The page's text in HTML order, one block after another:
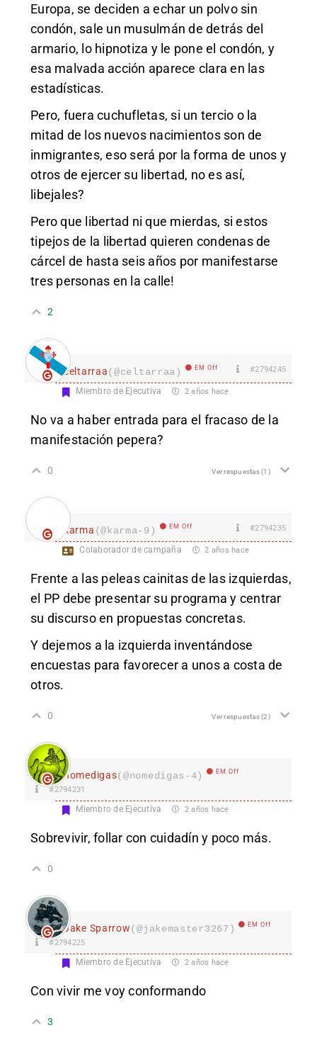
Europa, se deciden a echar un polvo sin
condón, sale un musulmán de detrás del
armario, lo hipnotiza y le pone el condón, y
esa malvada acción aparece clara en las
estadísticas.
Pero, fuera cuchufletas, si un tercio o la
mitad de los nuevos nacimientos son de
inmigrantes, eso será por la forma de unos y
otros de ejercer su libertad, no es así,
libejales?
Pero que libertad ni que mierdas, si estos
tipejos de la libertad quieren condenas de
cárcel de hasta seis años por manifestarse
tres personas en la calle!
2
celtarraa(@celtarraa) EM Off #2794245
Miembro de Ejecutiva 2 años hace
No va a haber entrada para el fracaso de la
manifestación pepera?
0 Ver respuestas(1)
karma (@karma-9) EM Off #2794235
Colaborador de campaña 2 años hace
Frente a las peleas cainitas de las izquierdas,
el PP debe presentar su programa y centrar
su discurso en propuestas concretas.
Y dejemos a la izquierda inventándose
encuestas para favorecer a unos a costa de
otros.
0 Ver respuestas(2)
nomedigas(@nomedigas-4) EM Off
#2794231
Miembro de Ejecutiva 2 años hace
Sobrevivir, follar con cuidadín y poco más.
0
Jake Sparrow(@jakemaster3267) EM Off
#2794225
Miembro de Ejecutiva 2 años hace
Con vivir me voy conformando
3